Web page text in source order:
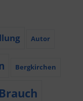
Autor
Bergkirchen
Brauch